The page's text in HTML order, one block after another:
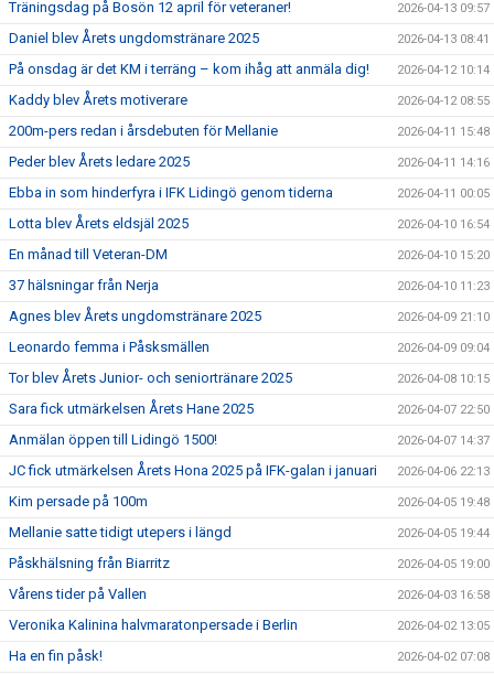
Träningsdag på Bosön 12 april för veteraner! 2026-04-13 09:57
Daniel blev Årets ungdomstränare 2025 2026-04-13 08:41
På onsdag är det KM i terräng – kom ihåg att anmäla dig! 2026-04-12 10:14
Kaddy blev Årets motiverare 2026-04-12 08:55
200m-pers redan i årsdebuten för Mellanie 2026-04-11 15:48
Peder blev Årets ledare 2025 2026-04-11 14:16
Ebba in som hinderfyra i IFK Lidingö genom tiderna 2026-04-11 00:05
Lotta blev Årets eldsjäl 2025 2026-04-10 16:54
En månad till Veteran-DM 2026-04-10 15:20
37 hälsningar från Nerja 2026-04-10 11:23
Agnes blev Årets ungdomstränare 2025 2026-04-09 21:10
Leonardo femma i Påsksmällen 2026-04-09 09:04
Tor blev Årets Junior- och seniortränare 2025 2026-04-08 10:15
Sara fick utmärkelsen Årets Hane 2025 2026-04-07 22:50
Anmälan öppen till Lidingö 1500! 2026-04-07 14:37
JC fick utmärkelsen Årets Hona 2025 på IFK-galan i januari 2026-04-06 22:13
Kim persade på 100m 2026-04-05 19:48
Mellanie satte tidigt utepers i längd 2026-04-05 19:44
Påskhälsning från Biarritz 2026-04-05 19:00
Vårens tider på Vallen 2026-04-03 16:58
Veronika Kalinina halvmaratonpersade i Berlin 2026-04-02 13:05
Ha en fin påsk! 2026-04-02 07:08